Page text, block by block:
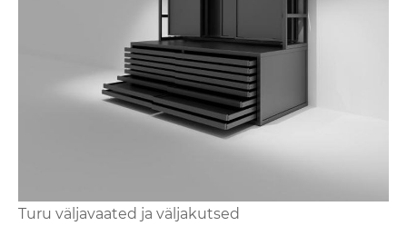
Turu väljavaated ja väljakutsed